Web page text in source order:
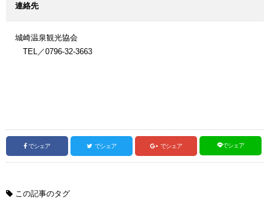
連絡先
城崎温泉観光協会
TEL／0796-32-3663
でシェア でシェア でシェア でシェア
この記事のタグ